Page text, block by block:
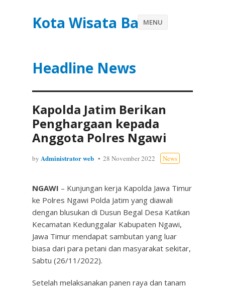
Kota Wisata Batu
Headline News
MENU
Kapolda Jatim Berikan
Penghargaan kepada
Anggota Polres Ngawi
by Administrator web 28 November 2022 News
NGAWI – Kunjungan kerja Kapolda Jawa Timur
ke Polres Ngawi Polda Jatim yang diawali
dengan blusukan di Dusun Begal Desa Katikan
Kecamatan Kedunggalar Kabupaten Ngawi,
Jawa Timur mendapat sambutan yang luar
biasa dari para petani dan masyarakat sekitar,
Sabtu (26/11/2022).
Setelah melaksanakan panen raya dan tanam